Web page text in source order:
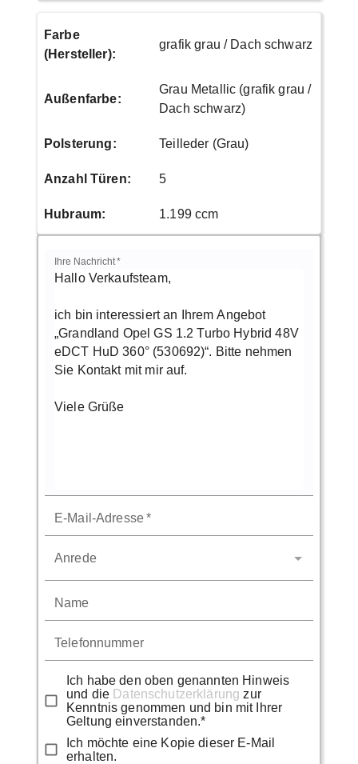
Farbe
(Hersteller):
grafik grau / Dach schwarz
Außenfarbe:
Grau Metallic (grafik grau /
Dach schwarz)
Polsterung: Teilleder (Grau)
Anzahl Türen: 5
Hubraum: 1.199 ccm
Ihre Nachricht*
E-Mail-Adresse*
Anrede
Name
Telefonnummer
Ich habe den oben genannten Hinweis
und die Datenschutzerklärung zur
Kenntnis genommen und bin mit Ihrer
Geltung einverstanden.*
Ich möchte eine Kopie dieser E-Mail
erhalten.